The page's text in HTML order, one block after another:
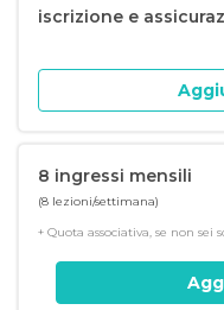
iscrizione e
8 ingressi mensili
(8 lezioni/settimana)
+ Quota associativa, se non sei